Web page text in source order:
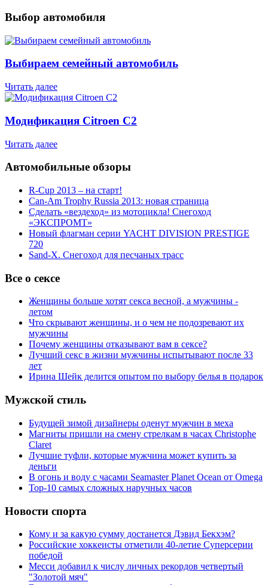
Выбор автомобиля
Выбираем семейный автомобиль
Читать далее
Модификация Citroen С2
Читать далее
Автомобильные обзоры
R-Cup 2013 – на старт!
Can-Am Trophy Russia 2013: новая страница
Сделать «вездеход» из мотоцикла! Снегоход
«ЭКСПРОМТ»
Новый флагман серии YACHT DIVISION PRESTIGE
720
Sand-X. Снегоход для песчаных трасс
Все о сексе
Женщины больше хотят секса весной, а мужчины -
летом
Что скрывают женщины, и о чем не подозревают их
мужчины
Почему женщины отказывают вам в сексе?
Лучший секс в жизни мужчины испытывают после 33
лет
Ирина Шейк делится опытом по выбору белья в подарок
Мужской стиль
Будущей зимой дизайнеры оденут мужчин в меха
Магниты пришли на смену стрелкам в часах Christophe
Claret
Лучшие туфли, которые мужчина может купить за
деньги
В огонь и воду с часами Seamaster Planet Ocean от Omega
Top-10 самых сложных наручных часов
Новости спорта
Кому и за какую сумму достанется Дэвид Бекхэм?
Российские хоккеисты отметили 40-летие Суперсерии
победой
Месси добавил к числу личных рекордов четвертый
"Золотой мяч"